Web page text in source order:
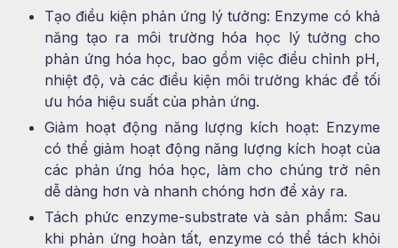
Tạo điều kiện phản ứng lý tưởng: Enzyme có khả
năng tạo ra môi trường hóa học lý tưởng cho
phản ứng hóa học, bao gồm việc điều chỉnh pH,
nhiệt độ, và các điều kiện môi trường khác để tối
ưu hóa hiệu suất của phản ứng.
Giảm hoạt động năng lượng kích hoạt: Enzyme
có thể giảm hoạt động năng lượng kích hoạt của
các phản ứng hóa học, làm cho chúng trở nên
dễ dàng hơn và nhanh chóng hơn để xảy ra.
Tách phức enzyme-substrate và sản phẩm: Sau
khi phản ứng hoàn tất, enzyme có thể tách khỏi